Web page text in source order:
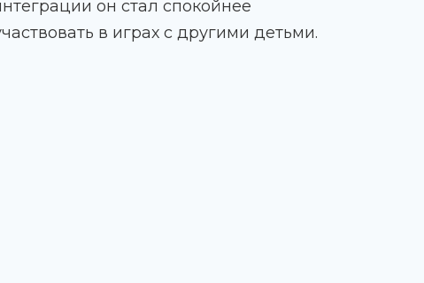
он стал спокойнее
в играх с другими детьми.